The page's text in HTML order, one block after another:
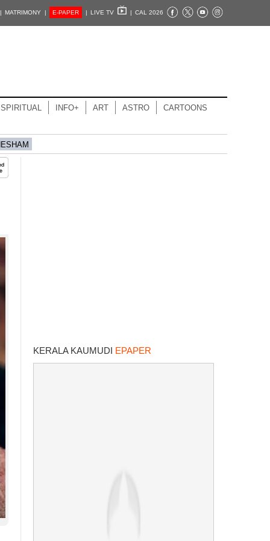
MATRIMONY | E-PAPER | LIVE TV | CAL 2026
SPIRITUAL INFO+ ART ASTRO CARTOONS
KERALA KAUMUDI EPAPER